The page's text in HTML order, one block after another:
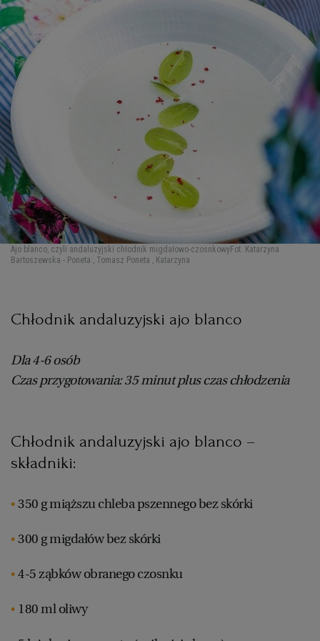
Ajo blanco, czyli andaluzyjski chłodnik migdałowo-czosnkowyFot. Katarzyna
Bartoszewska - Poneta , Tomasz Poneta , Katarzyna
Chłodnik andaluzyjski ajo blanco
Dla 4-6 osób
Czas przygotowania: 35 minut plus czas chłodzenia
Chłodnik andaluzyjski ajo blanco –
składniki:
350 g miąższu chleba pszennego bez skórki
300 g migdałów bez skórki
4-5 ząbków obranego czosnku
180 ml oliwy